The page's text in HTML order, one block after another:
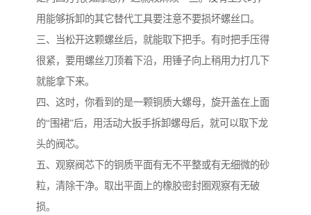
用能够拆卸的其它替代工具要注意不要损坏螺丝口。
三、当松开这颗螺丝后，就能取下把手。有时把手压得
很紧，要用螺丝刀顶着下沿，用锤子向上稍用力打几下
就能拿下来。
四、这时，你看到的是一颗铜质大螺母，旋开盖在上面
的“围裙”后，用活动大扳手拆卸螺母后，就可以取下龙
头的阀芯。
五、观察阀芯下的铜质平面有无不平整或有无细微的砂
粒，清除干净。取出平面上的橡胶密封圈观察有无破
损。